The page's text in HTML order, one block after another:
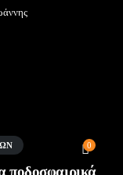
0
ποδοσφαιρικά